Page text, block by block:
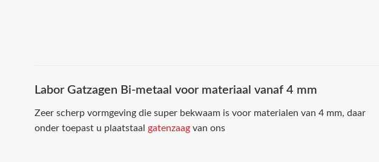
Labor Gatzagen Bi-metaal voor materiaal vanaf 4 mm
Zeer scherp vormgeving die super bekwaam is voor materialen van 4 mm, daar
onder toepast u plaatstaal gatenzaag van ons